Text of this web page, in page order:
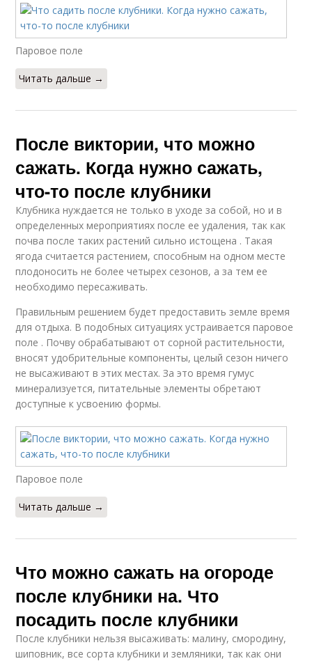
Паровое поле
Читать дальше →
После виктории, что можно
сажать. Когда нужно сажать,
что-то после клубники
Клубника нуждается не только в уходе за собой, но и в
определенных мероприятиях после ее удаления, так как
почва после таких растений сильно истощена . Такая
ягода считается растением, способным на одном месте
плодоносить не более четырех сезонов, а за тем ее
необходимо пересаживать.
Правильным решением будет предоставить земле время
для отдыха. В подобных ситуациях устраивается паровое
поле . Почву обрабатывают от сорной растительности,
вносят удобрительные компоненты, целый сезон ничего
не высаживают в этих местах. За это время гумус
минерализуется, питательные элементы обретают
доступные к усвоению формы.
Паровое поле
Читать дальше →
Что можно сажать на огороде
после клубники на. Что
посадить после клубники
После клубники нельзя высаживать: малину, смородину,
шиповник, все сорта клубники и земляники, так как они